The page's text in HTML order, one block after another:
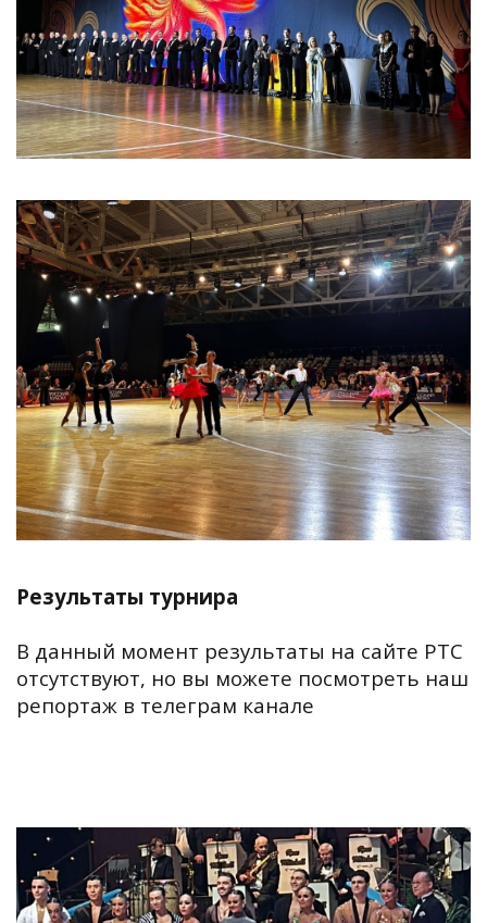
Результаты турнира
В данный момент результаты на сайте РТС
отсутствуют, но вы можете посмотреть наш
репортаж в телеграм канале